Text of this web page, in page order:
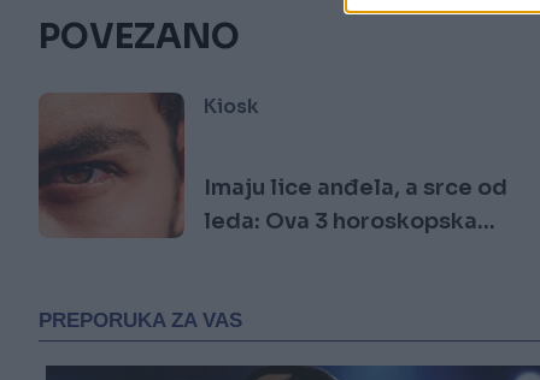
POVEZANO
Kiosk
Imaju lice anđela, a srce od
leda: Ova 3 horoskopska